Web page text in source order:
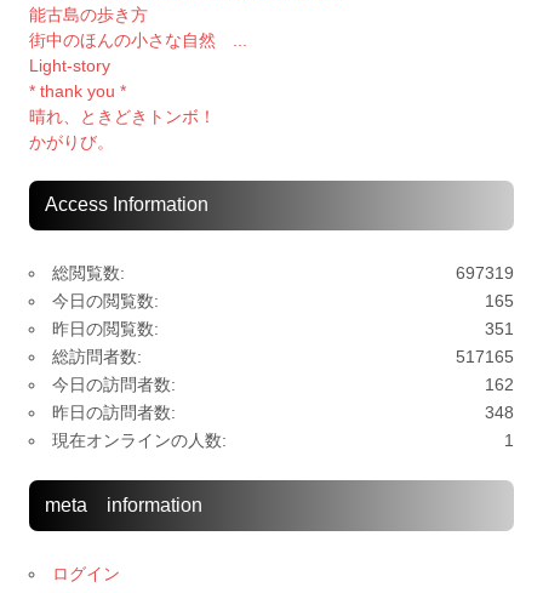
能古島の歩き方
街中のほんの小さな自然 ...
Light-story
* thank you *
晴れ、ときどきトンボ！
かがりび。
Access Information
697319
総閲覧数:
165
今日の閲覧数:
351
昨日の閲覧数:
517165
総訪問者数:
162
今日の訪問者数:
348
昨日の訪問者数:
1
現在オンラインの人数:
meta information
ログイン